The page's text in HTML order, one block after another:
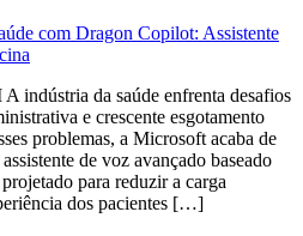
indústria da saúde enfrenta desafios
e crescente esgotamento
problemas, a Microsoft acaba de
de voz avançado baseado
para reduzir a carga
dos pacientes […]